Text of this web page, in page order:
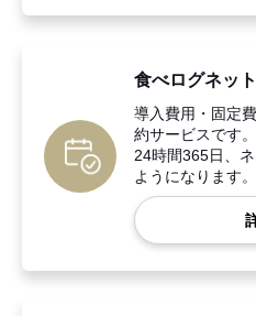
食べログネッ
導入費用・固定
約サービスです。
24時間365日、
ようになります。